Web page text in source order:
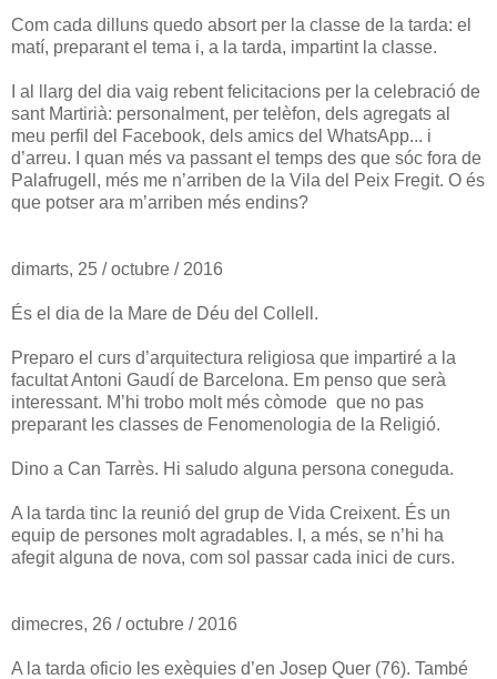
Com cada dilluns quedo absort per la classe de la tarda: el
matí, preparant el tema i, a la tarda, impartint la classe.
I al llarg del dia vaig rebent felicitacions per la celebració de
sant Martirià: personalment, per telèfon, dels agregats al
meu perfil del Facebook, dels amics del WhatsApp... i
d’arreu. I quan més va passant el temps des que sóc fora de
Palafrugell, més me n’arriben de la Vila del Peix Fregit. O és
que potser ara m’arriben més endins?
dimarts, 25 / octubre / 2016
És el dia de la Mare de Déu del Collell.
Preparo el curs d’arquitectura religiosa que impartiré a la
facultat Antoni Gaudí de Barcelona. Em penso que serà
interessant. M’hi trobo molt més còmode que no pas
preparant les classes de Fenomenologia de la Religió.
Dino a Can Tarrès. Hi saludo alguna persona coneguda.
A la tarda tinc la reunió del grup de Vida Creixent. És un
equip de persones molt agradables. I, a més, se n’hi ha
afegit alguna de nova, com sol passar cada inici de curs.
dimecres, 26 / octubre / 2016
A la tarda oficio les exèquies d’en Josep Quer (76). També